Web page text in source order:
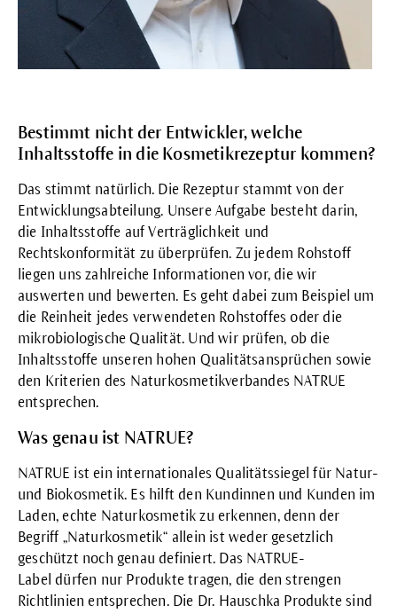
Bestimmt nicht der Entwickler, welche
Inhaltsstoffe in die Kosmetikrezeptur kommen?
Das stimmt natürlich. Die Rezeptur stammt von der
Entwicklungsabteilung. Unsere Aufgabe besteht darin,
die Inhaltsstoffe auf Verträglichkeit und
Rechtskonformität zu überprüfen. Zu jedem Rohstoff
liegen uns zahlreiche Informationen vor, die wir
auswerten und bewerten. Es geht dabei zum Beispiel um
die Reinheit jedes verwendeten Rohstoffes oder die
mikrobiologische Qualität. Und wir prüfen, ob die
Inhaltsstoffe unseren hohen Qualitätsansprüchen sowie
den Kriterien des Naturkosmetikverbandes NATRUE
entsprechen.
Was genau ist NATRUE?
NATRUE ist ein internationales Qualitätssiegel für Natur-
und Biokosmetik. Es hilft den Kundinnen und Kunden im
Laden, echte Naturkosmetik zu erkennen, denn der
Begriff „Naturkosmetik“ allein ist weder gesetzlich
geschützt noch genau definiert. Das NATRUE-
Label dürfen nur Produkte tragen, die den strengen
Richtlinien entsprechen. Die Dr. Hauschka Produkte sind